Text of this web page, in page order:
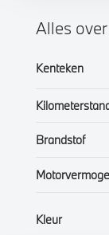
Alles
Kenteken
Brandstof
Kleur